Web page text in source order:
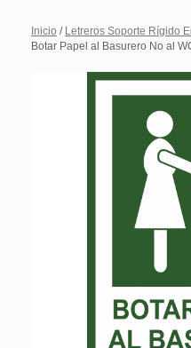
Inicio / Letreros Soporte Rígido
Botar Papel al Basurero No al